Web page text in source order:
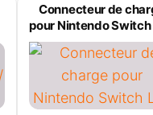
Connecteur de
pour Nintendo